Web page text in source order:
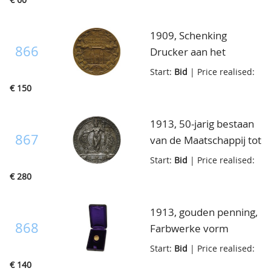
werk in een straat, kz.
6-regelige tekst boven
krans, KB.458, brons
testkrasjes op rand,
overigens prachtig
866
1909, Schenking
Drucker aan het
Rijkmuseum te
van het museum onder
4-regelige tekst, kz. 7-
regelige tekst onder
Nederlands wapen,
Start: Bid | Price realised:
€ 150
867
1913, 50-jarig bestaan
van de Maatschappij tot
exploitatie van
locomotief op
spoorbrug, kz. gezicht
stationsemplacement
Start: Bid | Price realised:
€ 280
868
1913, gouden penning,
Farbwerke vorm
meister Lucius Bruning
Start: Bid | Price realised:
€ 140